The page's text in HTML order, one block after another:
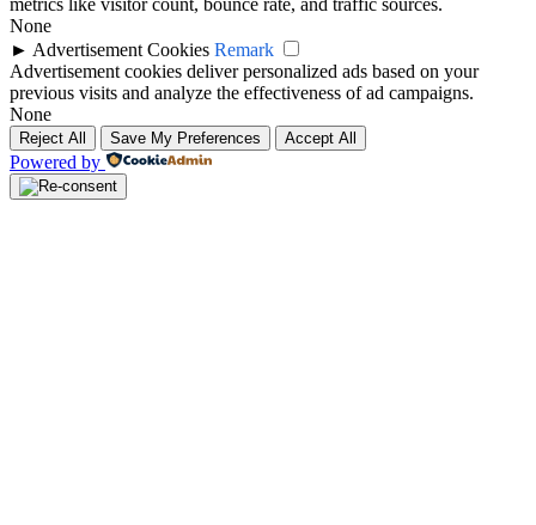
None
► Advertisement Cookies Remark
Advertisement cookies deliver personalized ads based on your
previous visits and analyze the effectiveness of ad campaigns.
None
Reject All Save My Preferences Accept All
Powered by